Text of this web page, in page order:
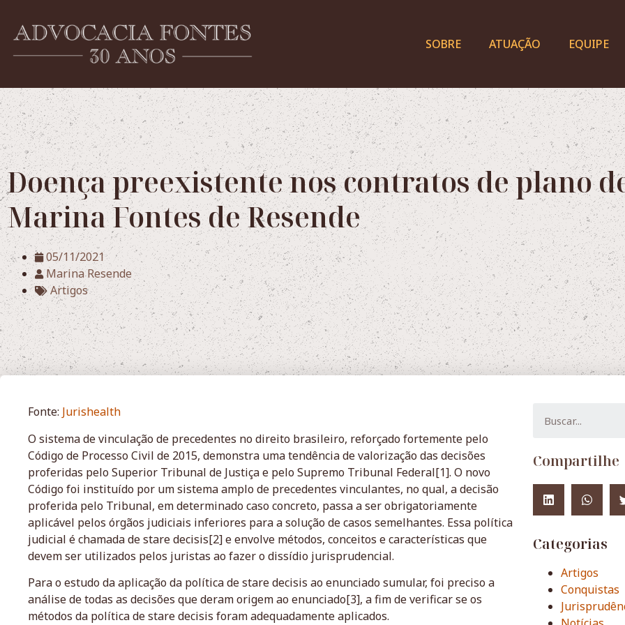
SOBRE ATUAÇÃO EQUIPE
Doença preexistente nos contratos de plano
Marina Fontes de Resende
05/11/2021
Marina Resende
Artigos
Fonte: Jurishealth
O sistema de vinculação de precedentes no direito brasileiro, reforçado fortemente pelo
Código de Processo Civil de 2015, demonstra uma tendência de valorização das decisões
proferidas pelo Superior Tribunal de Justiça e pelo Supremo Tribunal Federal[1]. O novo
Código foi instituído por um sistema amplo de precedentes vinculantes, no qual, a decisão
proferida pelo Tribunal, em determinado caso concreto, passa a ser obrigatoriamente
aplicável pelos órgãos judiciais inferiores para a solução de casos semelhantes. Essa política
judicial é chamada de stare decisis[2] e envolve métodos, conceitos e características que
devem ser utilizados pelos juristas ao fazer o dissídio jurisprudencial.
Para o estudo da aplicação da política de stare decisis ao enunciado sumular, foi preciso a
análise de todas as decisões que deram origem ao enunciado[3], a fim de verificar se os
métodos da política de stare decisis foram adequadamente aplicados.
Compartilhe
Categorias
Artigos
Conquistas